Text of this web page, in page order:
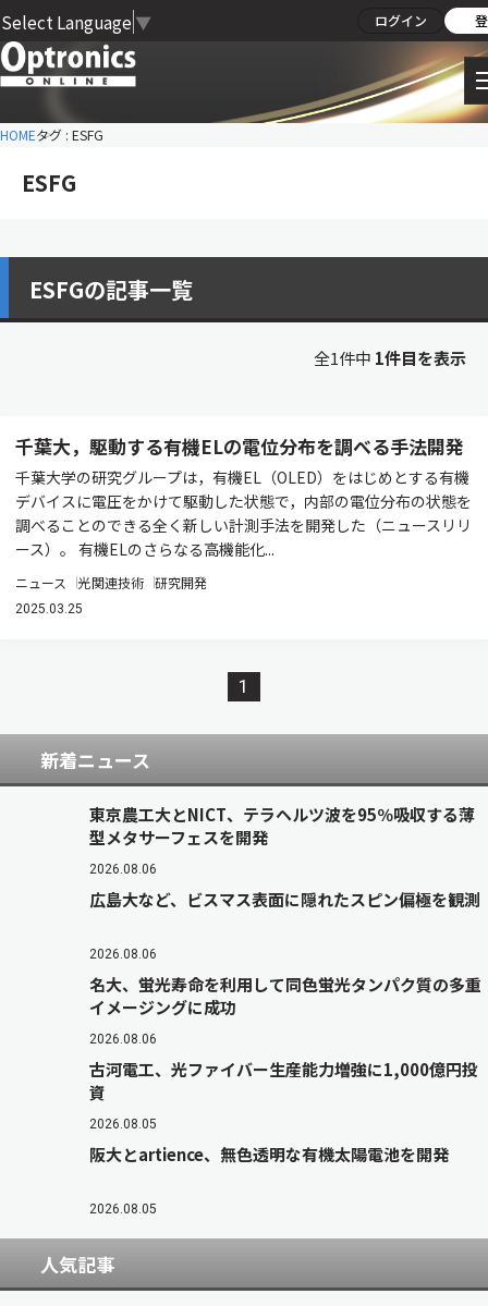
Select Language ▼ ログイン
HOMEタグ : ESFG
ESFG
ESFGの記事一覧
全1件中 1件目を表示
千葉大，駆動する有機ELの電位分布を調べる手法開発
千葉大学の研究グループは，有機EL（OLED）をはじめとする有機
デバイスに電圧をかけて駆動した状態で，内部の電位分布の状態を
調べることのできる全く新しい計測手法を開発した（ニュースリリ
ース）。 有機ELのさらなる高機能化...
ニュース 光関連技術 研究開発
2025.03.25
1
新着ニュース
東京農工大とNICT、テラヘルツ波を95％吸収する薄
型メタサーフェスを開発
2026.08.06
広島大など、ビスマス表面に隠れたスピン偏極を観測
2026.08.06
名大、蛍光寿命を利用して同色蛍光タンパク質の多重
イメージングに成功
2026.08.06
古河電工、光ファイバー生産能力増強に1,000億円投
資
2026.08.05
阪大とartience、無色透明な有機太陽電池を開発
2026.08.05
人気記事